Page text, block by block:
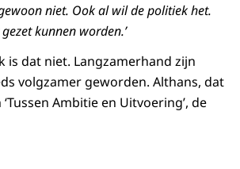
niet. Ook al wil de politiek het.
kunnen worden.’
is dat niet. Langzamerhand zijn
volgzamer geworden. Althans, dat
Ambitie en Uitvoering’, de